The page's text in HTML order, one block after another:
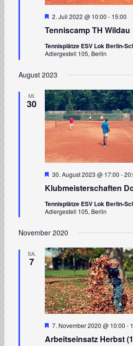
Tenniscamp TH Wildau
Hervorgehoben
2. Juli 2022 @ 10:00 - 15:00
Tennisplätze ESV Lok Berlin-
Adlergestell 105, Berlin
August 2023
MI.
30
Klubmeisterschaften
Hervorgehoben
30. August 2023 @ 17:00 -
Tennisplätze ESV Lok Berlin-
Adlergestell 105, Berlin
November 2020
SA.
7
Arbeitseinsatz Herbst
Hervorgehoben
7. November 2020 @ 10:00 -